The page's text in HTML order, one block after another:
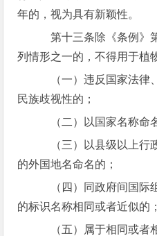
年的，视为具有新颖性。
第十三条除《条例》
列情形之一的，不得用于植
（一）违反国家法律
民族歧视性的；
（二）以国家名称命
（三）以县级以上行
的外国地名命名的；
（四）同政府间国际
的标识名称相同或者近似的；
（五）属于相同或者